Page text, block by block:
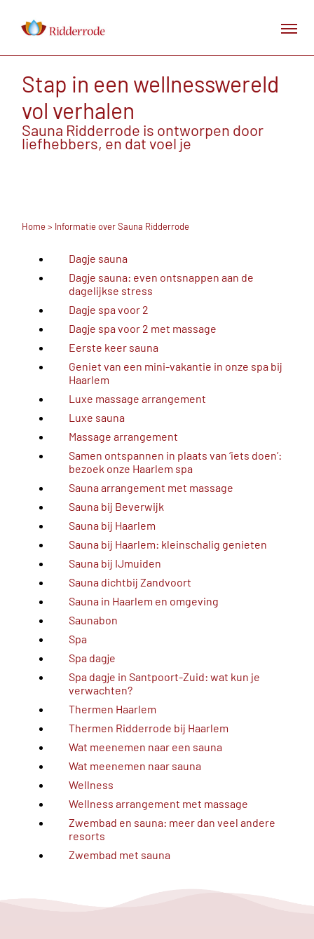
Stap in een wellnesswereld
vol verhalen
Sauna Ridderrode is ontworpen door
liefhebbers, en dat voel je
Home> Informatie over Sauna Ridderrode
Dagje sauna
Dagje sauna: even ontsnappen aan de
dagelijkse stress
Dagje spa voor 2
Dagje spa voor 2 met massage
Eerste keer sauna
Geniet van een mini-vakantie in onze spa bij
Haarlem
Luxe massage arrangement
Luxe sauna
Massage arrangement
Samen ontspannen in plaats van ‘iets doen’:
bezoek onze Haarlem spa
Sauna arrangement met massage
Sauna bij Beverwijk
Sauna bij Haarlem
Sauna bij Haarlem: kleinschalig genieten
Sauna bij IJmuiden
Sauna dichtbij Zandvoort
Sauna in Haarlem en omgeving
Saunabon
Spa
Spa dagje
Spa dagje in Santpoort-Zuid: wat kun je
verwachten?
Thermen Haarlem
Thermen Ridderrode bij Haarlem
Wat meenemen naar een sauna
Wat meenemen naar sauna
Wellness
Wellness arrangement met massage
Zwembad en sauna: meer dan veel andere
resorts
Zwembad met sauna